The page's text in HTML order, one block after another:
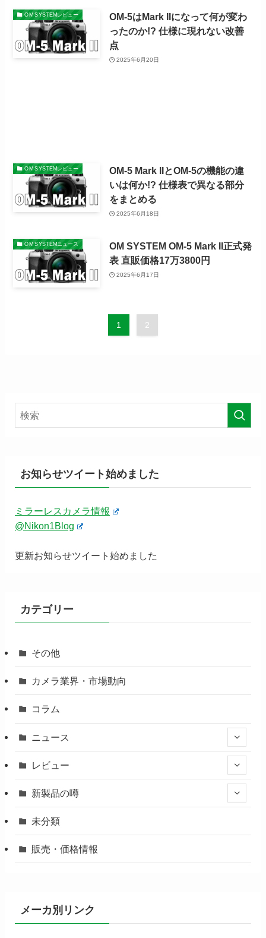
OM SYSTEMレビュー
OM-5はMark IIになって何が変わ
ったのか!? 仕様に現れない改善
点
2025年6月20日
OM SYSTEMレビュー
OM-5 Mark IIとOM-5の機能の違
いは何か!? 仕様表で異なる部分
をまとめる
2025年6月18日
OM SYSTEMニュース
OM SYSTEM OM-5 Mark II正式発
表 直販価格17万3800円
2025年6月17日
1 2
お知らせツイート始めました
ミラーレスカメラ情報
@Nikon1Blog
更新お知らせツイート始めました
カテゴリー
その他
カメラ業界・市場動向
コラム
ニュース
レビュー
新製品の噂
未分類
販売・価格情報
メーカ別リンク